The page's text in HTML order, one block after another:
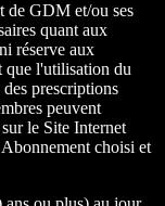
de GDM et/ou ses
quant aux
réserve aux
que l'utilisation du
prescriptions
peuvent
le Site Internet
choisi et